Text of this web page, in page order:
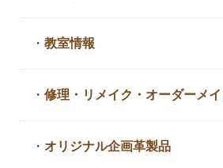
・教室情報
・修理・リメイク・ オーダーメ
・ オリジナル企画革製品